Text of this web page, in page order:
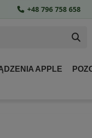
APPLE
+48 796 758 658